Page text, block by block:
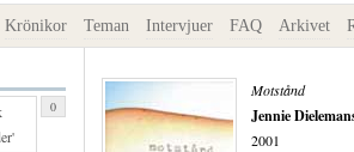
Krönikor Teman Intervjuer FAQ Arkivet
Motstånd
Jennie
2001
0